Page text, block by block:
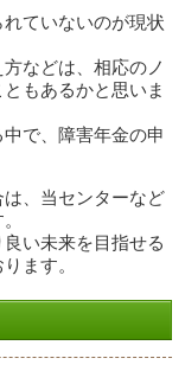
ていないのが現状
などは、相応のノ
もあるかと思いま
で、障害年金の申
、当センターなど
い未来を目指せる
ます。